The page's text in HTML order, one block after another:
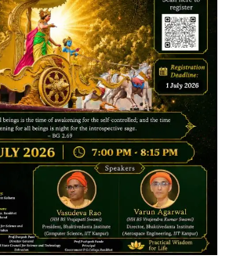
उत्तराखण्ड कुमाऊं ख़बरें नैनीताल
हल्द्वानी में खड़गे का हुंकार, नौकरियों से लेकर
संविधान और भ्रष्टाचार तक भाजपा को घेरा
Admin August 8, 2026
हल्द्वानी में आयोजित विजय शंखनाद रैली को संबोधित करते
हुए कांग्रेस के राष्ट्रीय अध्यक्ष मल्लिकार्जुन…
उत्तराखण्ड कुमाऊं ख़बरें नैनीताल
खड़गे की रैली से पहले हल्द्वानी में सियासी